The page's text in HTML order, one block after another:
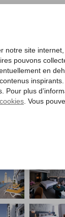
Pas de surcharge